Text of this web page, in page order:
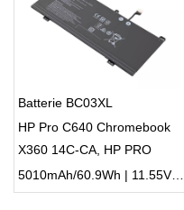
Batterie BC03XL
HP Pro C640 Chromebook
X360 14C-CA, HP PRO
C640 Chromebook 640E G15010mAh/60.9Wh | 11.55V | Li-ion ...